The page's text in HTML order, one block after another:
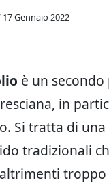
17 Gennaio 2022
è un
in
Si tratta di
tradizionali